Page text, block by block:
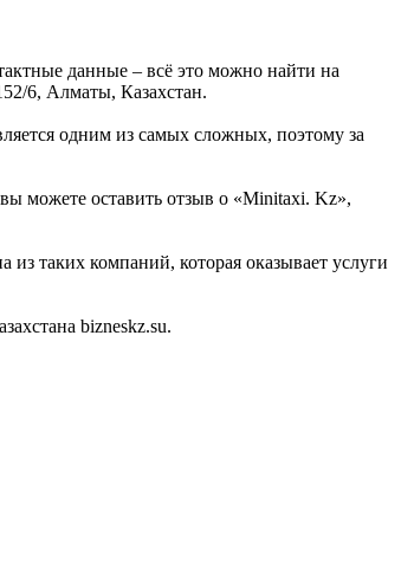
данные – всё это можно найти на
6, Алматы, Казахстан.
одним из самых сложных, поэтому за
можете оставить отзыв о «Minitaxi. Kz»,
таких компаний, которая оказывает услуги
bizneskz.su.